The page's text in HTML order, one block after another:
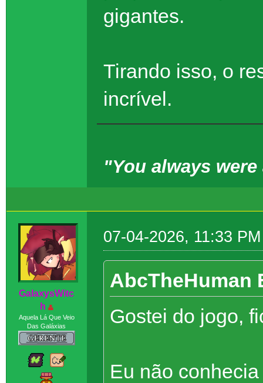
gigantes.
Tirando isso, o
incrível.
"You always
GaIaxysWitc
h
Aquela Lá Que Veio
Das Galáxias
07-04-2026, 11:33 PM
AbcTheHuman
Gostei do jogo,
Eu não